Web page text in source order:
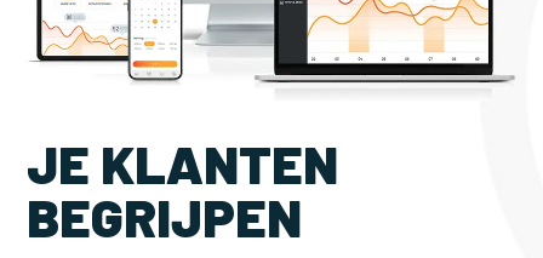
JE KLANTEN
BEGRIJPEN